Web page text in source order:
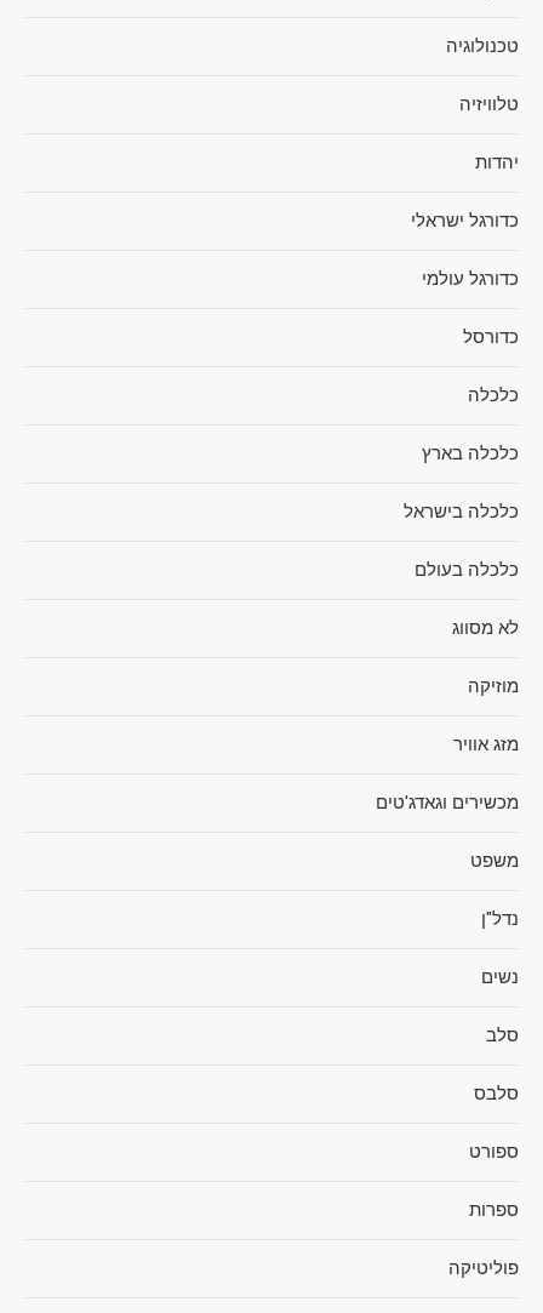
טכנולוגיה
טלוויזיה
יהדות
כדורגל ישראלי
כדורגל עולמי
כדורסל
כלכלה
כלכלה בארץ
כלכלה בישראל
כלכלה בעולם
לא מסווג
מוזיקה
מזג אוויר
מכשירים וגאדג'טים
משפט
נדל"ן
נשים
סלב
סלבס
ספורט
ספרות
פוליטיקה